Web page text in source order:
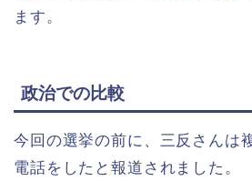
ます。
政治での比較
今回の選挙の前に、三反さんは
電話をしたと報道されました。